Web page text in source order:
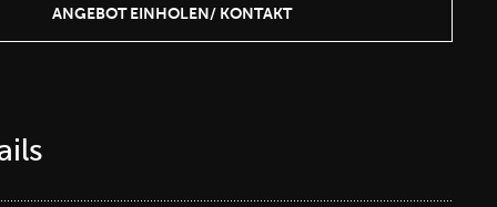
ANGEBOT EINHOLEN/ KONTAKT